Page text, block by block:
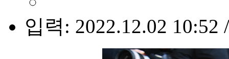
입력: 2022.12.02 10:52